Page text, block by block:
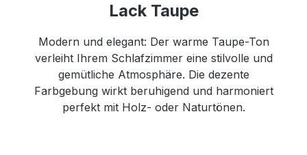
Lack Taupe
Modern und elegant: Der warme Taupe-Ton
verleiht Ihrem Schlafzimmer eine stilvolle und
gemütliche Atmosphäre. Die dezente
Farbgebung wirkt beruhigend und harmoniert
perfekt mit Holz- oder Naturtönen.